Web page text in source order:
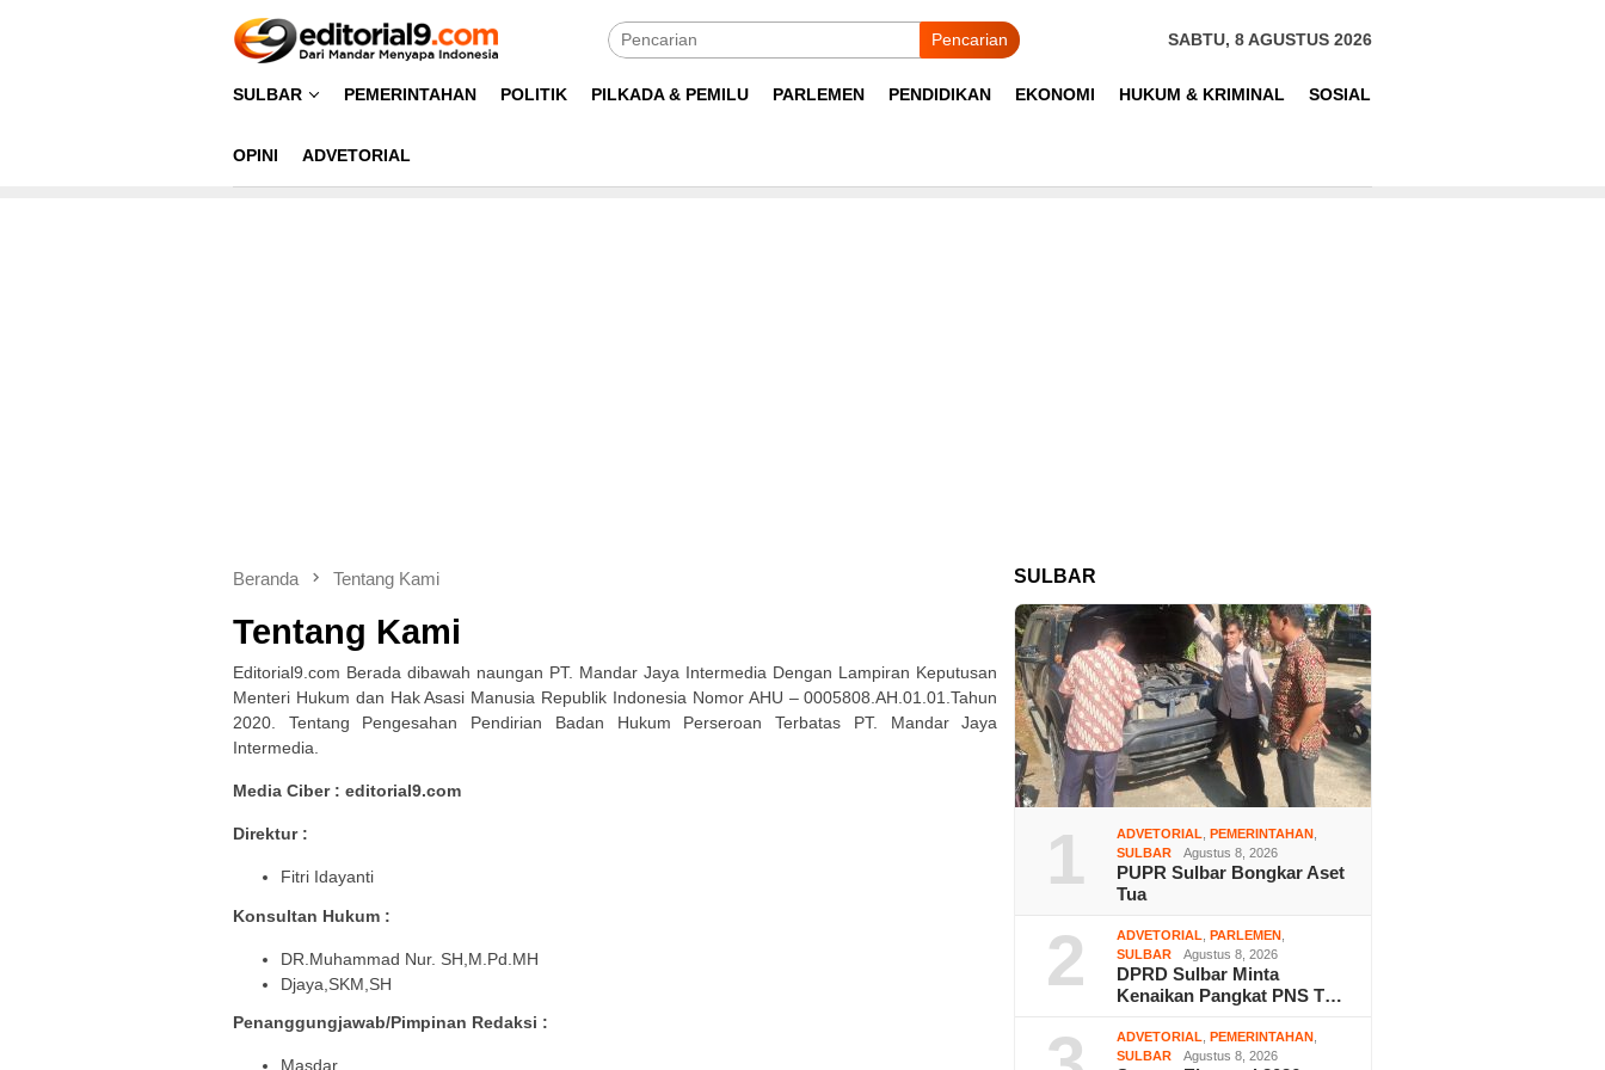
Pencarian SABTU, 8 AGUSTUS 2026
SULBAR PEMERINTAHAN POLITIK PILKADA & PEMILU PARLEMEN PENDIDIKAN EKONOMI HUKUM & KRIMINAL SOSIAL
OPINI ADVETORIAL
Beranda Tentang Kami
Tentang Kami
Editorial9.com Berada dibawah naungan PT. Mandar Jaya Intermedia Dengan Lampiran Keputusan
Menteri Hukum dan Hak Asasi Manusia Republik Indonesia Nomor AHU – 0005808.AH.01.01.Tahun
2020. Tentang Pengesahan Pendirian Badan Hukum Perseroan Terbatas PT. Mandar Jaya
Intermedia.
Media Ciber : editorial9.com
Direktur :
Fitri Idayanti
Konsultan Hukum :
DR.Muhammad Nur. SH,M.Pd.MH
Djaya,SKM,SH
Penanggungjawab/Pimpinan Redaksi :
Masdar
SULBAR
1 ADVETORIAL ,PEMERINTAHAN
SULBAR
Agustus 8, 2026
PUPR Sulbar Bongkar Aset
Tua
2 ADVETORIAL ,PARLEMEN
SULBAR
Agustus 8, 2026
DPRD Sulbar Minta
Kenaikan Pangkat PNS T…
ADVETORIAL ,PEMERINTAHAN
SULBAR
Agustus 8, 2026